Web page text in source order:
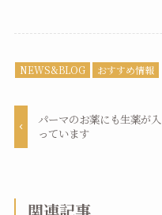
NEWS&BLOG おすすめ情報
パーマのお薬にも生薬が入
っています